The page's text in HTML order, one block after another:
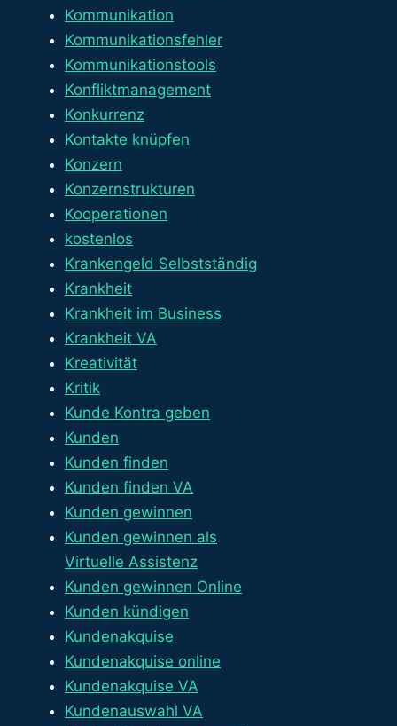
Kommunikation
Kommunikationsfehler
Kommunikationstools
Konfliktmanagement
Konkurrenz
Kontakte knüpfen
Konzern
Konzernstrukturen
Kooperationen
kostenlos
Krankengeld Selbstständig
Krankheit
Krankheit im Business
Krankheit VA
Kreativität
Kritik
Kunde Kontra geben
Kunden
Kunden finden
Kunden finden VA
Kunden gewinnen
Kunden gewinnen als
Virtuelle Assistenz
Kunden gewinnen Online
Kunden kündigen
Kundenakquise
Kundenakquise online
Kundenakquise VA
Kundenauswahl VA